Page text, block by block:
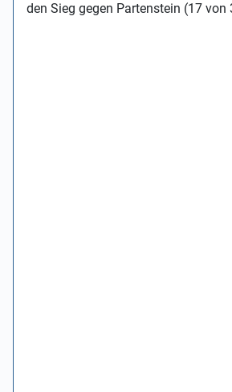
den Sieg gegen Partenstein (17